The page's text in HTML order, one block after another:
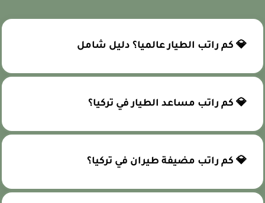
💎 كم راتب الطيار عالميا؟ دليل شامل
💎 كم راتب مساعد الطيار في تركيا؟
💎 كم راتب مضيفة طيران في تركيا؟